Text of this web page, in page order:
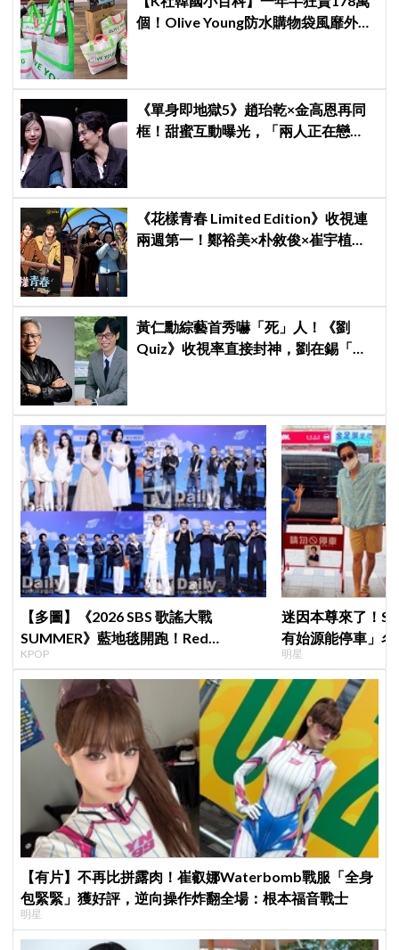
個！Olive Young防水購物袋風靡外國
《單身即地獄5》趙珆乾×金高恩再同
框！甜蜜互動曝光，「兩人正在戀
《花樣青春 Limited Edition》收視連
兩週第一！鄭裕美×朴敘俊×崔宇植窮
黃仁勳綜藝首秀嚇「死」人！《劉
Quiz》收視率直接封神，劉在錫「MC
【多圖】《2026 SBS 歌謠大戰
SUMMER》藍地毯開跑！Red
Velvet、Stray Kids、ATEEZ、RIIZE
等愛豆登場
KPOP
迷因本尊來了！
有始源能停車」
照片」，店家尖
不能脫粉了
明星
【有片】不再比拼露肉！崔叡娜Waterbomb戰服「全身
包緊緊」獲好評，逆向操作炸翻全場：根本福音戰士
明星